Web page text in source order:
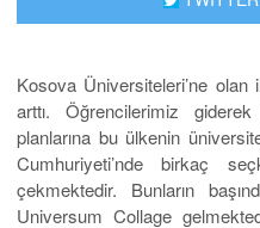
Kosova Üniversiteleri’ne olan
arttı. Öğrencilerimiz
planlarına bu ülkenin
Cumhuriyeti’nde birkaç
çekmektedir. Bunların
Universum Collage